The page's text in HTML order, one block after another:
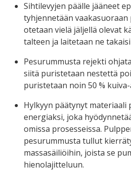
Sihtilevyjen päälle jääneet
tyhjennetään
otetaan vielä jäljellä olevat
talteen ja laitetaan ne
Pesurummusta rejekti
siitä puristetaan nestettä
puristetaan noin 50 %
Hylkyyn päätynyt materiaali
energiaksi, joka
omissa prosesseissa.
pesurummusta tullut
massasäiliöihin, joista se
hienolajitteluun.